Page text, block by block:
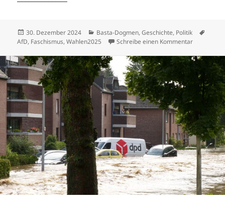
Veröffentlicht
am
30. Dezember 2024 Kategorien
Basta-Dogmen,Geschichte, Politik
AfD, Faschismus,Wahlen2025 Schreibe einen Kommentarzu Höcke